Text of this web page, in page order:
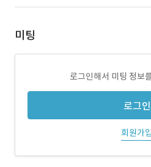
미팅
로그인해서 미팅 정보
로그인
회원가입